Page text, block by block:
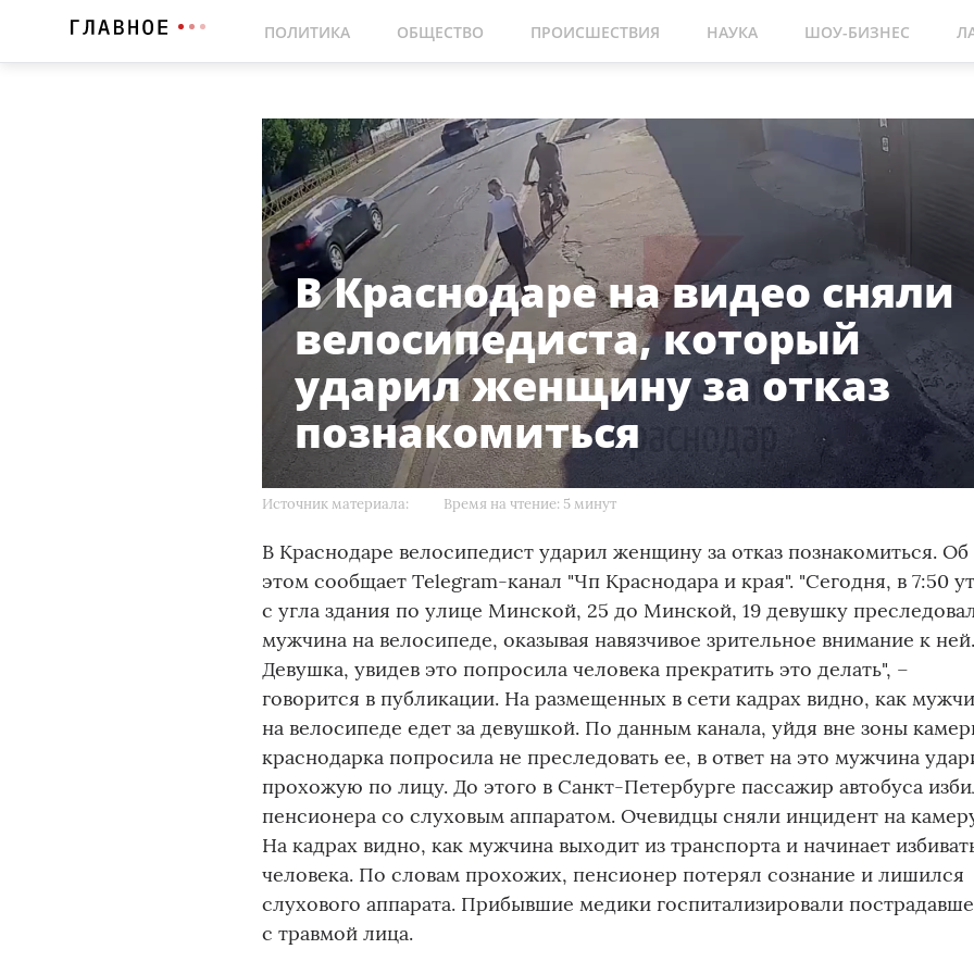
ПОЛИТИКА ОБЩЕСТВО ПРОИСШЕСТВИЯ НАУКА ШОУ-БИЗНЕС
В Краснодаре на видео сняли
велосипедиста, который
ударил женщину за отказ
познакомиться
Источник материала: Время на чтение: 5 минут
В Краснодаре велосипедист ударил женщину за отказ познакомиться. Об
этом сообщает Telegram-канал "Чп Краснодара и края". "Сегодня, в 7:50
с угла здания по улице Минской, 25 до Минской, 19 девушку
мужчина на велосипеде, оказывая навязчивое зрительное внимание к
Девушка, увидев это попросила человека прекратить это делать", –
говорится в публикации. На размещенных в сети кадрах видно, как
на велосипеде едет за девушкой. По данным канала, уйдя вне зоны
краснодарка попросила не преследовать ее, в ответ на это мужчина
прохожую по лицу. До этого в Санкт-Петербурге пассажир автобуса
пенсионера со слуховым аппаратом. Очевидцы сняли инцидент на
На кадрах видно, как мужчина выходит из транспорта и начинает
человека. По словам прохожих, пенсионер потерял сознание и лишился
слухового аппарата. Прибывшие медики госпитализировали
с травмой лица.